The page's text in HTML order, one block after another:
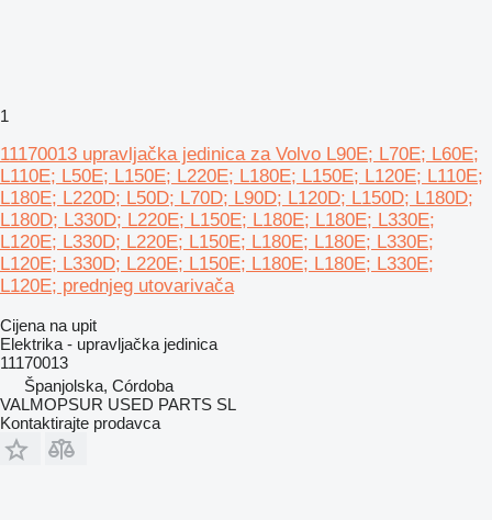
1
11170013 upravljačka jedinica za Volvo L90E; L70E; L60E;
L110E; L50E; L150E; L220E; L180E; L150E; L120E; L110E;
L180E; L220D; L50D; L70D; L90D; L120D; L150D; L180D;
L180D; L330D; L220E; L150E; L180E; L180E; L330E;
L120E; L330D; L220E; L150E; L180E; L180E; L330E;
L120E; L330D; L220E; L150E; L180E; L180E; L330E;
L120E; prednjeg utovarivača
Cijena na upit
Elektrika - upravljačka jedinica
11170013
Španjolska, Córdoba
VALMOPSUR USED PARTS SL
Kontaktirajte prodavca